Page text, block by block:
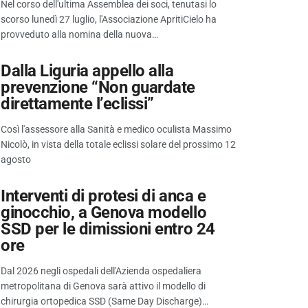
Nel corso dell'ultima Assemblea dei soci, tenutasi lo
scorso lunedì 27 luglio, l'Associazione ApritiCielo ha
provveduto alla nomina della nuova…
Dalla Liguria appello alla
prevenzione “Non guardate
direttamente l’eclissi”
Così l'assessore alla Sanità e medico oculista Massimo
Nicolò, in vista della totale eclissi solare del prossimo 12
agosto
Interventi di protesi di anca e
ginocchio, a Genova modello
SSD per le dimissioni entro 24
ore
Dal 2026 negli ospedali dell'Azienda ospedaliera
metropolitana di Genova sarà attivo il modello di
chirurgia ortopedica SSD (Same Day Discharge)…